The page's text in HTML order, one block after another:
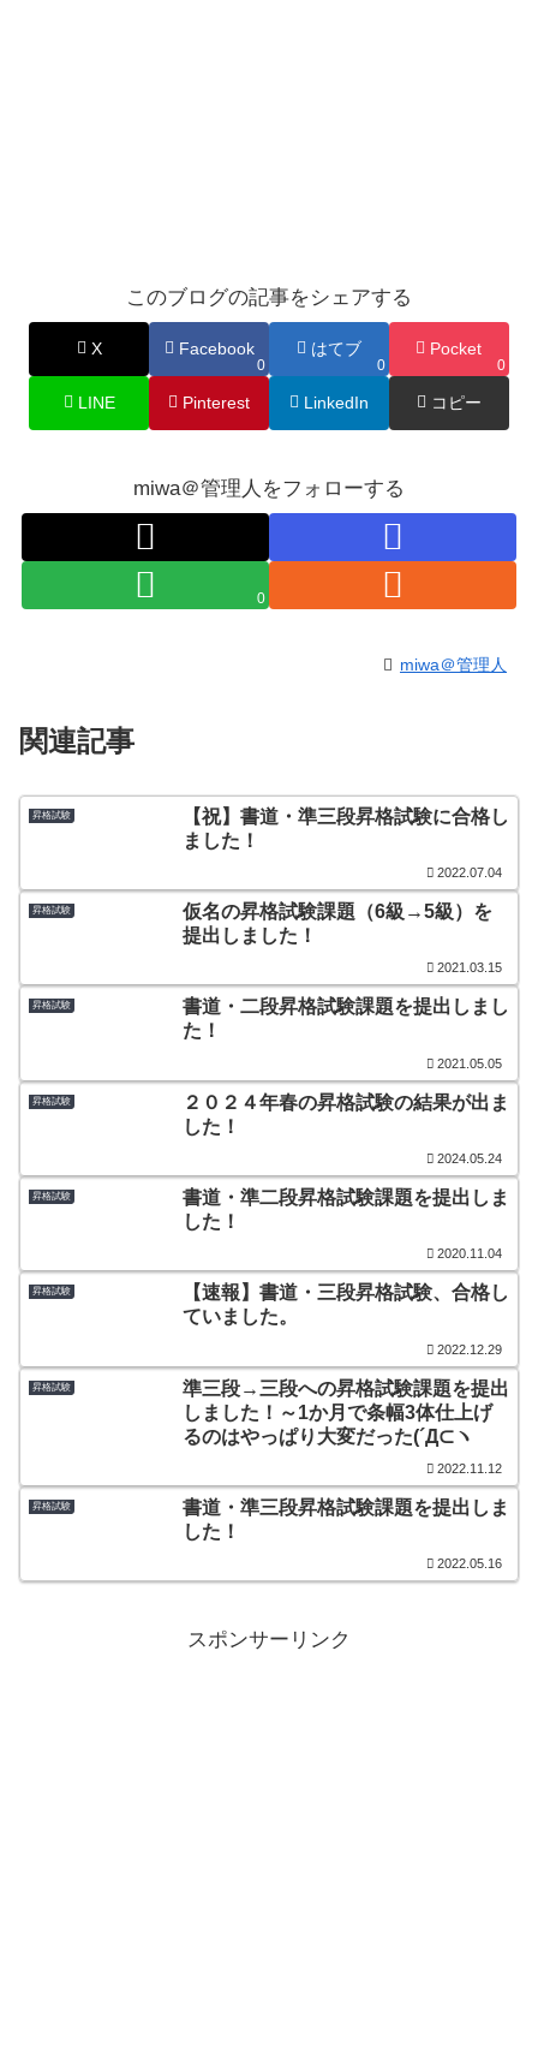
このブログの記事をシェアする
X Facebook
0
はてブ
0
Pocket
0
LINE Pinterest LinkedIn コピー
miwa＠管理人をフォローする
0
miwa＠管理人
関連記事
昇格試験
【祝】書道・準三段昇格試験に合格し
ました！
2022.07.04
昇格試験
仮名の昇格試験課題（6級→5級）を
提出しました！
2021.03.15
昇格試験
書道・二段昇格試験課題を提出しまし
た！
2021.05.05
昇格試験
２０２４年春の昇格試験の結果が出ま
した！
2024.05.24
昇格試験
書道・準二段昇格試験課題を提出しま
した！
2020.11.04
昇格試験
【速報】書道・三段昇格試験、合格し
ていました。
2022.12.29
昇格試験
準三段→三段への昇格試験課題を提出
しました！～1か月で条幅3体仕上げ
るのはやっぱり大変だった(´Д⊂ヽ
2022.11.12
昇格試験
書道・準三段昇格試験課題を提出しま
した！
2022.05.16
スポンサーリンク